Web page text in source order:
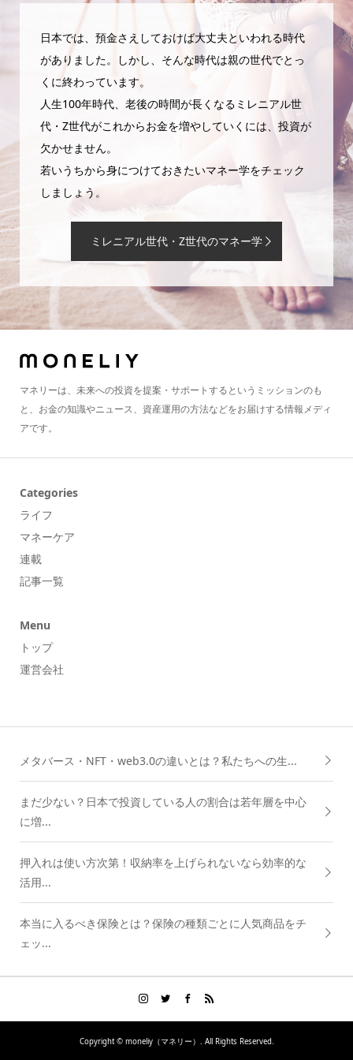
日本では、預金さえしておけば大丈夫といわれる時代
がありました。しかし、そんな時代は親の世代でとっ
くに終わっています。
人生100年時代、老後の時間が長くなるミレニアル世
代・Z世代がこれからお金を増やしていくには、投資が
欠かせません。
若いうちから身につけておきたいマネー学をチェック
しましょう。
ミレニアル世代・Z世代のマネー学
マネリーは、未来への投資を提案・サポートするというミッションのも
と、お金の知識やニュース、資産運用の方法などをお届けする情報メディ
アです。
Categories
ライフ
マネーケア
連載
記事一覧
Menu
トップ
運営会社
メタバース・NFT・web3.0の違いとは？私たちへの生...
まだ少ない？日本で投資している人の割合は若年層を中心
に増...
押入れは使い方次第！収納率を上げられないなら効率的な
活用...
本当に入るべき保険とは？保険の種類ごとに人気商品をチ
ェッ...
Copyright ©moneliy（マネリー）. All Rights Reserved.